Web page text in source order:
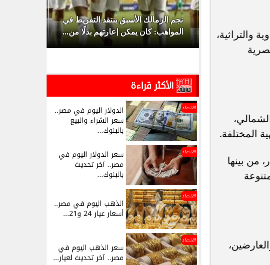
والتراثية،
المختلفة.
من بينها
نجم الزمالك الأسبق ينتقد التفريط في
المواهب: كان يمكن إعارتهم بدلًا من...
الأكثر قراءة
اقتصاد الدولار اليوم في مصر..
سعر الشراء والبيع
بالبنوك...
اقتصاد سعر الدولار اليوم في
مصر.. آخر تحديث
بالبنوك...
اقتصاد
الذهب اليوم في مصر..
أسعار عيار 24 و21...
اقتصاد
سعر الذهب اليوم في
مصر.. آخر تحديث لعيار...